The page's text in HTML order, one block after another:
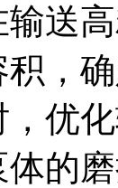
输送
积，
，优
的